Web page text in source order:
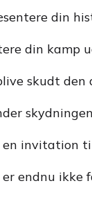
din
din kamp
skudt den
invitation
endnu ikke